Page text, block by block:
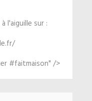
l'aiguille sur :
#faitmaison" />